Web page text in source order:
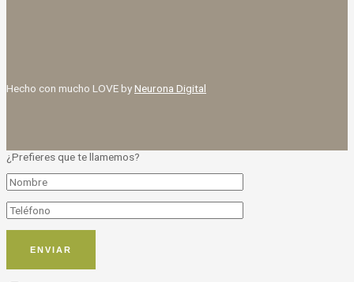
Hecho con mucho LOVE byNeurona Digital
¿Prefieres que te llamemos?